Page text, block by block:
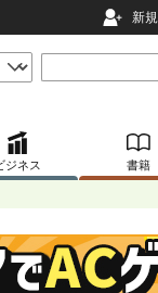
新
ジネス 書籍